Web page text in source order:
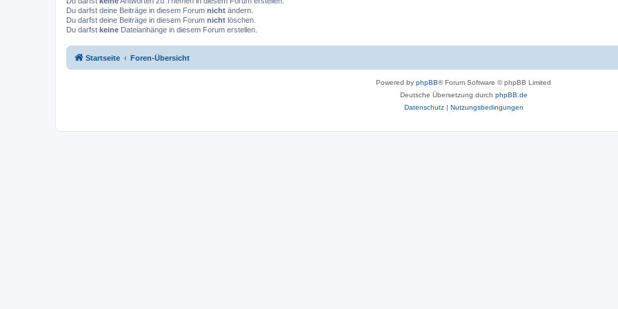
Du darfst deine Beiträge in diesem Forum nicht ändern.
Du darfst deine Beiträge in diesem Forum nicht löschen.
Du darfst keine Dateianhänge in diesem Forum erstellen.
Startseite Foren-Übersicht
Powered by phpBB® Forum Software © phpBB Limited
Deutsche Übersetzung durch phpBB.de
Datenschutz| Nutzungsbedingungen